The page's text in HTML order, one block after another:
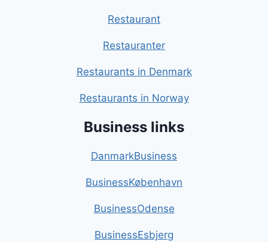
Restaurant
Restauranter
Restaurants in Denmark
Restaurants in Norway
Business links
DanmarkBusiness
BusinessKøbenhavn
BusinessOdense
BusinessEsbjerg